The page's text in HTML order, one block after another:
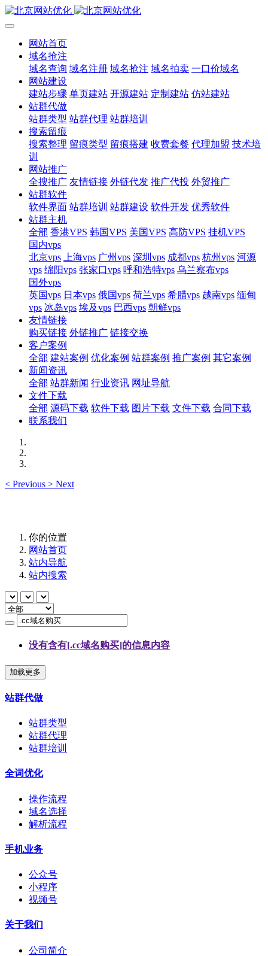
网站首页
域名抢注
域名查询 域名注册 域名抢注 域名拍卖 一口价域名
网站建设
建站步骤 单页建站 开源建站 定制建站 仿站建站
站群代做
站群类型 站群代理 站群培训
搜索留痕
搜索整理 留痕类型 留痕搭建 收费套餐 代理加盟 技术培
训
网站推广
全搜推广 友情链接 外链代发 推广代投 外贸推广
站群软件
软件界面 站群培训 站群建设 软件开发 优秀软件
站群主机
全部 香港VPS 韩国VPS 美国VPS 高防VPS 挂机VPS
国内vps
北京vps
上海vps 广州vps 深圳vps 成都vps 杭州vps 河源
vps 绵阳vps 张家口vps 呼和浩特vps 乌兰察布vps
国外vps
英国vps 日本vps 俄国vps 荷兰vps 希腊vps 越南vps 缅甸
vps 冰岛vps 埃及vps 巴西vps 朝鲜vps
友情链接
购买链接 外链推广 链接交换
客户案例
全部 建站案例 优化案例 站群案例 推广案例 其它案例
新闻资讯
全部 站群新闻 行业资讯 网址导航
文件下载
全部 源码下载 软件下载 图片下载 文件下载 合同下载
联系我们
< Previous > Next
你的位置
网站首页
站内导航
站内搜索
没有含有[.cc域名购买]的信息内容
加载更多
站群代做
站群类型
站群代理
站群培训
全词优化
操作流程
域名选择
解析流程
手机业务
公众号
小程序
视频号
关于我们
公司简介